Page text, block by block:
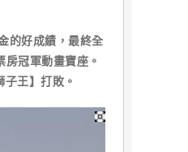
的好成績，最終全
冠軍動畫寶座。
王】打敗。